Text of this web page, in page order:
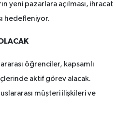
yeni pazarlara açılması, ihracat
hedefleniyor.
öğrenciler, kapsamlı
aktif görev alacak.
müşteri ilişkileri ve